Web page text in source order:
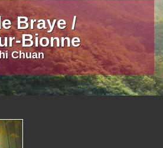
Braye /
Bionne
Chuan